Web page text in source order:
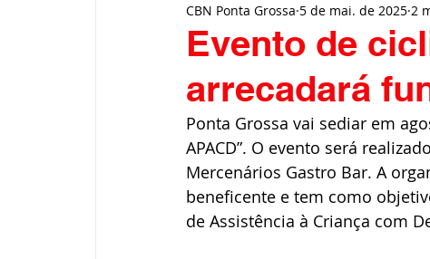
Emprego Campos Gerais
Rodovias Agronegócio
Evento de
arrecadará
CBN Ponta Grossa 5 de mai. de 2025 2
Ponta Grossa vai sediar em
APACD”. O evento será
Mercenários Gastro Bar. A
beneficente e tem como
de Assistência à Criança com